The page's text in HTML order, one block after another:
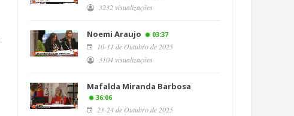
3232 visualizações
Noemi Araujo 03:37
10-11 de Outubro de 2025
3104 visualizações
Mafalda Miranda Barbosa
36:06
23-24 de Outubro de 2025